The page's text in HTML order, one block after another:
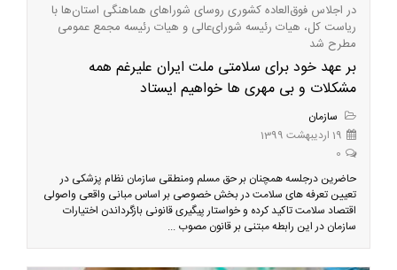
در اجلاس فوق‌العاده کشوری روسای شوراهای هماهنگی استان‌ها با
ریاست کل، هیات رئیسه شورای‌عالی و هیات رئیسه مجمع عمومی
مطرح شد
بر عهد خود برای سلامتی ملت ایران علیرغم همه
مشکلات و بی مهری ها خواهیم ایستاد
سازمان
19 اردیبهشت 1399
0
حاضرین درجلسه همچنان بر حق مسلم ومنطقی سازمان نظام پزشکی در
تعیین تعرفه های سلامت در بخش خصوصی بر اساس مبانی واقعی واصولی
اقتصاد سلامت تاکید کرده و خواستار پیگیری قانونی بازگرداندن اختیارات
سازمان در این رابطه مبتنی بر قانون مصوب ...